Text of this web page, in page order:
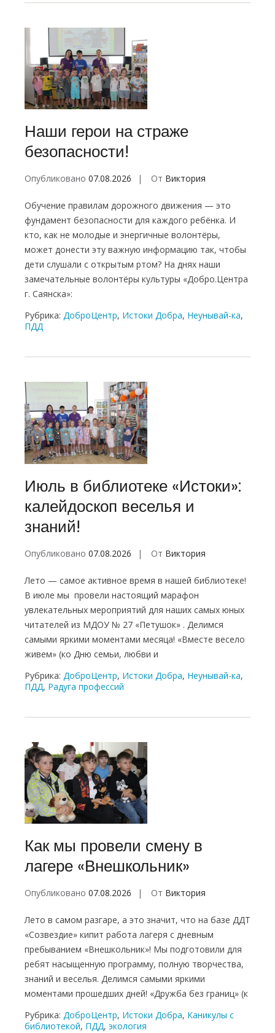
Наши герои на страже
безопасности!
Опубликовано 07.08.2026 От Виктория
Обучение правилам дорожного движения — это
фундамент безопасности для каждого ребёнка. И
кто, как не молодые и энергичные волонтёры,
может донести эту важную информацию так, чтобы
дети слушали с открытым ртом? На днях наши
замечательные волонтёры культуры «Добро.Центра
г. Саянска»:
Рубрика: ДоброЦентр, Истоки Добра, Неунывай-ка,
ПДД
Июль в библиотеке «Истоки»:
калейдоскоп веселья и
знаний!
Опубликовано 07.08.2026 От Виктория
Лето — самое активное время в нашей библиотеке!
В июле мы провели настоящий марафон
увлекательных мероприятий для наших самых юных
читателей из МДОУ № 27 «Петушок» . Делимся
самыми яркими моментами месяца! «Вместе весело
живем» (ко Дню семьи, любви и
Рубрика: ДоброЦентр, Истоки Добра, Неунывай-ка,
ПДД, Радуга профессий
Как мы провели смену в
лагере «Внешкольник»
Опубликовано 07.08.2026 От Виктория
Лето в самом разгаре, а это значит, что на базе ДДТ
«Созвездие» кипит работа лагеря с дневным
пребыванием «Внешкольник»! Мы подготовили для
ребят насыщенную программу, полную творчества,
знаний и веселья. Делимся самыми яркими
моментами прошедших дней! «Дружба без границ» (к
Рубрика: ДоброЦентр, Истоки Добра, Каникулы с
библиотекой, ПДД, экология